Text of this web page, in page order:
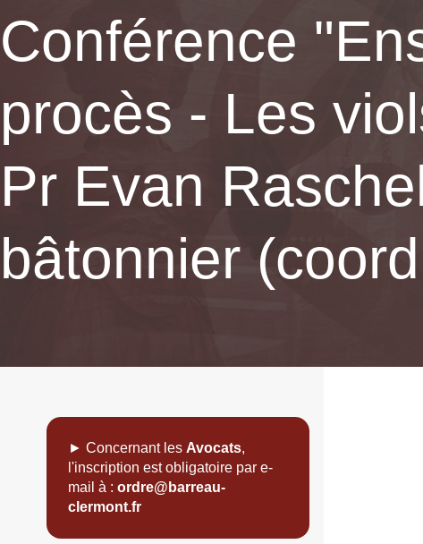
Conférence
procès - Les
Pr Evan
bâtonnier
► Concernant les Avocats,
l'inscription est obligatoire par e-
mail à : ordre@barreau-
clermont.fr